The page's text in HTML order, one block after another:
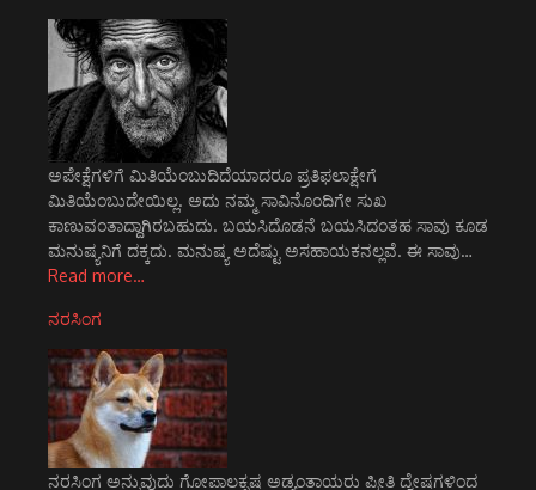
ಅಪೇಕ್ಷೆಗಳಿಗೆ ಮಿತಿಯೆಂಬುದಿದೆಯಾದರೂ ಪ್ರತಿಫಲಾಕ್ಷೇಗೆ
ಮಿತಿಯೆಂಬುದೇಯಿಲ್ಲ. ಅದು ನಮ್ಮ ಸಾವಿನೊಂದಿಗೇ ಸುಖ
ಕಾಣುವಂತಾದ್ದಾಗಿರಬಹುದು. ಬಯಸಿದೊಡನೆ ಬಯಸಿದಂತಹ ಸಾವು ಕೂಡ
ಮನುಷ್ಯನಿಗೆ ದಕ್ಕದು. ಮನುಷ್ಯ ಅದೆಷ್ಟು ಅಸಹಾಯಕನಲ್ಲವೆ. ಈ ಸಾವು…
Read more…
ನರಸಿಂಗ
ನರಸಿಂಗ ಅನ್ನುವುದು ಗೋಪಾಲಕೃಷ್ಣ ಅಡ್ಯಂತಾಯರು ಪ್ರೀತಿ ದ್ವೇಷಗಳಿಂದ